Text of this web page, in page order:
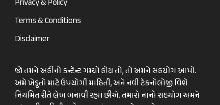
Privacy & Policy
Terms & Conditions
Disclaimer
જો તમને અહીંનો કન્ટેન્ટ ગમ્યો હોય તો, તો અમને સહયોગ આપો.
અમે ખેડૂતો માટે ઉપયોગી માહિતી, અને નવી ટેકનોલોજી વિશે
નિયમિત રીતે લેખ બનાવી રહ્યા છીએ. તમારો નાનો સહયોગ અમને